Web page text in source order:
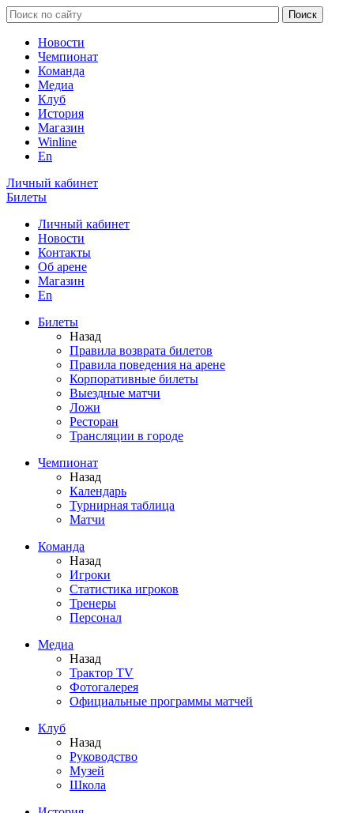
Новости
Чемпионат
Команда
Медиа
Клуб
История
Магазин
Winline
En
Личный кабинет
Билеты
Личный кабинет
Новости
Контакты
Об арене
Магазин
En
Билеты
Назад
Правила возврата билетов
Правила поведения на арене
Корпоративные билеты
Выездные матчи
Ложи
Ресторан
Трансляции в городе
Чемпионат
Назад
Календарь
Турнирная таблица
Матчи
Команда
Назад
Игроки
Статистика игроков
Тренеры
Персонал
Медиа
Назад
Трактор TV
Фотогалерея
Официальные программы матчей
Клуб
Назад
Руководство
Музей
Школа